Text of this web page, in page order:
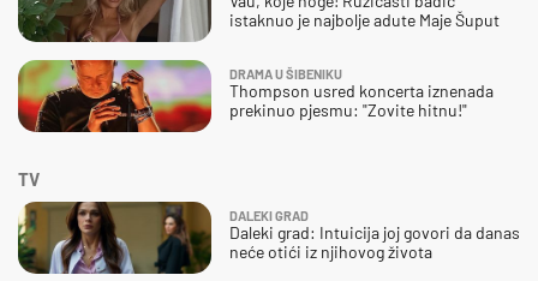
istaknuo je najbolje adute Maje Šuput
DRAMA U ŠIBENIKU
Thompson usred koncerta iznenada
prekinuo pjesmu: "Zovite hitnu!"
TV
DALEKI GRAD
Daleki grad: Intuicija joj govori da danas
neće otići iz njihovog života